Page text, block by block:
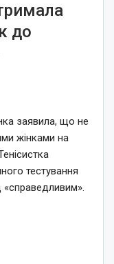
до
заявила, що не
жінками на
тестування
«справедливим».